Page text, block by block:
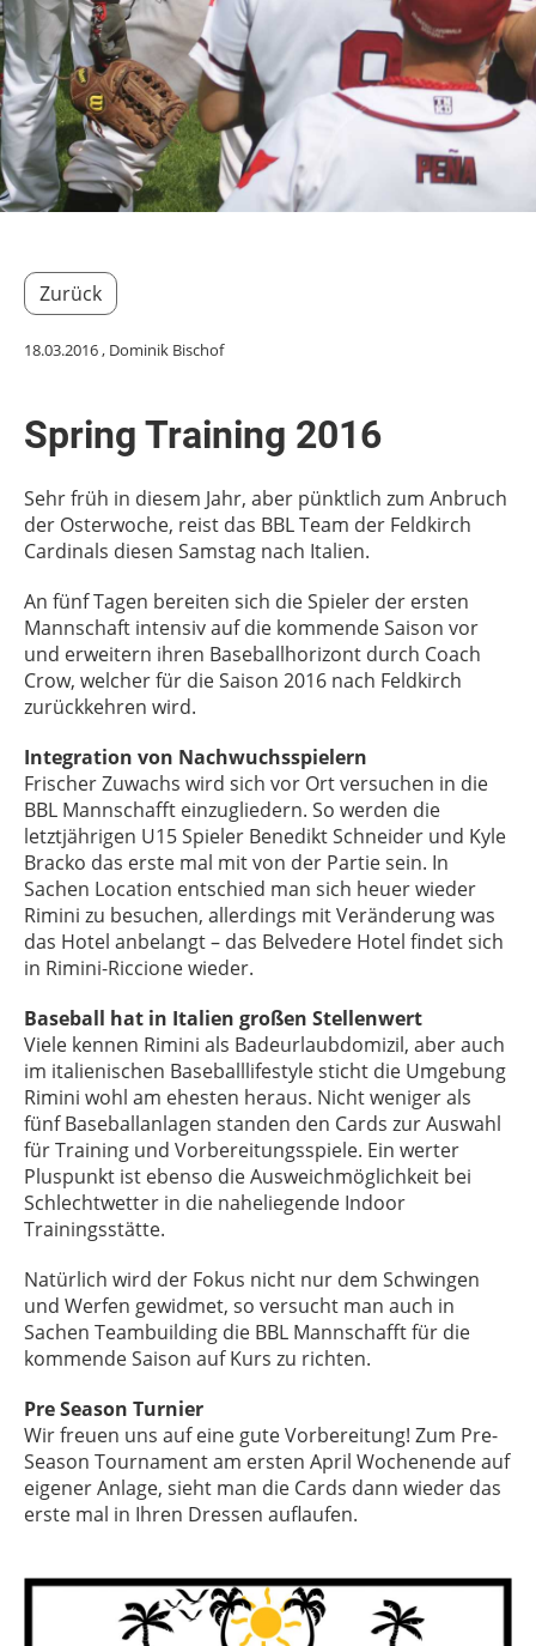
Zurück
18.03.2016, Dominik Bischof
Spring Training 2016
Sehr früh in diesem Jahr, aber pünktlich zum Anbruch
der Osterwoche, reist das BBL Team der Feldkirch
Cardinals diesen Samstag nach Italien.
An fünf Tagen bereiten sich die Spieler der ersten
Mannschaft intensiv auf die kommende Saison vor
und erweitern ihren Baseballhorizont durch Coach
Crow, welcher für die Saison 2016 nach Feldkirch
zurückkehren wird.
Integration von Nachwuchsspielern
Frischer Zuwachs wird sich vor Ort versuchen in die
BBL Mannschafft einzugliedern. So werden die
letztjährigen U15 Spieler Benedikt Schneider und Kyle
Bracko das erste mal mit von der Partie sein. In
Sachen Location entschied man sich heuer wieder
Rimini zu besuchen, allerdings mit Veränderung was
das Hotel anbelangt – das Belvedere Hotel findet sich
in Rimini-Riccione wieder.
Baseball hat in Italien großen Stellenwert
Viele kennen Rimini als Badeurlaubdomizil, aber auch
im italienischen Baseballlifestyle sticht die Umgebung
Rimini wohl am ehesten heraus. Nicht weniger als
fünf Baseballanlagen standen den Cards zur Auswahl
für Training und Vorbereitungsspiele. Ein werter
Pluspunkt ist ebenso die Ausweichmöglichkeit bei
Schlechtwetter in die naheliegende Indoor
Trainingsstätte.
Natürlich wird der Fokus nicht nur dem Schwingen
und Werfen gewidmet, so versucht man auch in
Sachen Teambuilding die BBL Mannschafft für die
kommende Saison auf Kurs zu richten.
Pre Season Turnier
Wir freuen uns auf eine gute Vorbereitung! Zum Pre-
Season Tournament am ersten April Wochenende auf
eigener Anlage, sieht man die Cards dann wieder das
erste mal in Ihren Dressen auflaufen.